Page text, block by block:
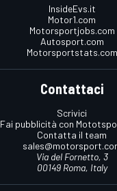
InsideEvs.it
Motor1.com
Motorsportjobs.com
Autosport.com
Motorsportstats.com
Contattaci
Scrivici
Fai pubblicità con
Contatta il team
Via del Fornetto, 3
00149 Roma, Italy